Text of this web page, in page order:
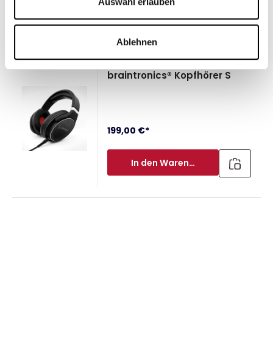
Ablehnen
Produktgalerie überspringen
Häufig gekaufte Artikel
braintronics® Kopfhörer S
199,00 €*
In den Warenkorb